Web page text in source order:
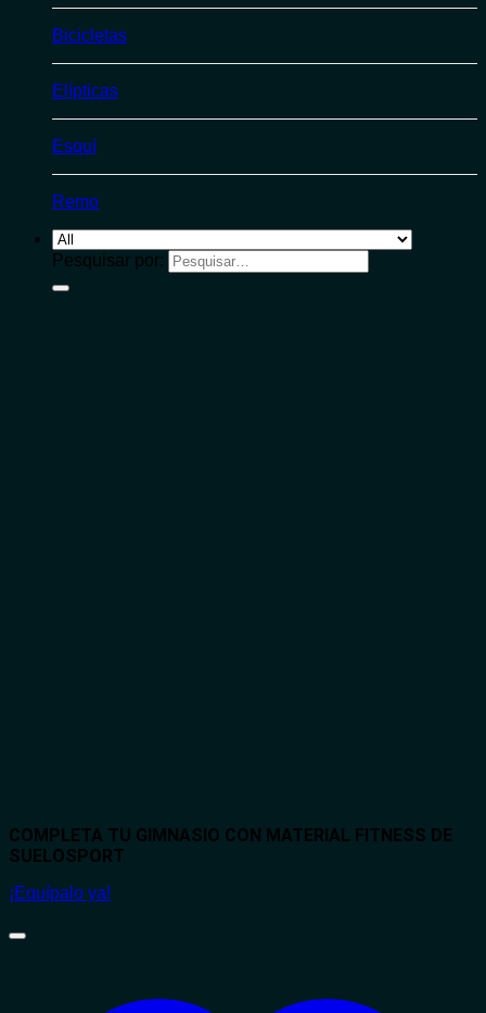
Bicicletas
Elípticas
Esquí
Remo
Pesquisar por:
COMPLETA TU GIMNASIO CON MATERIAL FITNESS DE
SUELOSPORT
¡Equípalo ya!